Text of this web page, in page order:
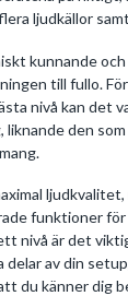
ljudkällor
kunnande
till fullo.
nivå kan det
den som
funktioner för
nivå är det
delar av din
du känner dig